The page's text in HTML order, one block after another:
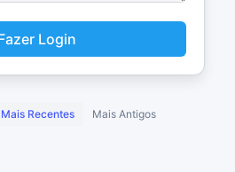
Login
Mais Recentes Mais Antigos